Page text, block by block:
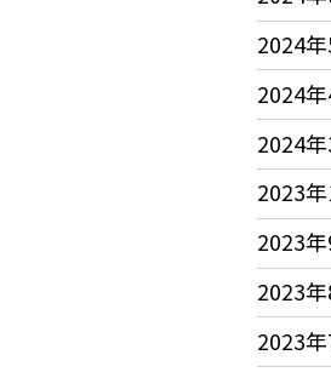
2024
2024
2024
2023
2023
2023
2023